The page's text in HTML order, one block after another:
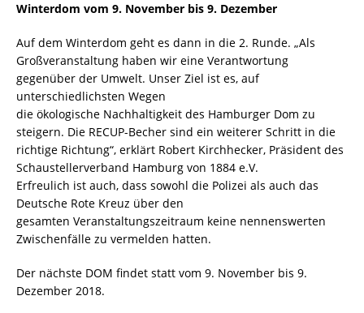
Winterdom vom 9. November bis 9. Dezember
Auf dem Winterdom geht es dann in die 2. Runde. „Als
Großveranstaltung haben wir eine Verantwortung
gegenüber der Umwelt. Unser Ziel ist es, auf
unterschiedlichsten Wegen
die ökologische Nachhaltigkeit des Hamburger Dom zu
steigern. Die RECUP-Becher sind ein weiterer Schritt in die
richtige Richtung“, erklärt Robert Kirchhecker, Präsident des
Schaustellerverband Hamburg von 1884 e.V.
Erfreulich ist auch, dass sowohl die Polizei als auch das
Deutsche Rote Kreuz über den
gesamten Veranstaltungszeitraum keine nennenswerten
Zwischenfälle zu vermelden hatten.
Der nächste DOM findet statt vom 9. November bis 9.
Dezember 2018.